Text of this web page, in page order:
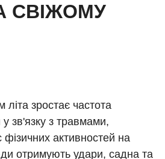
СВІЖОМУ
зростає частота
у зв'язку з травмами,
активностей на
отримують удари, садна та